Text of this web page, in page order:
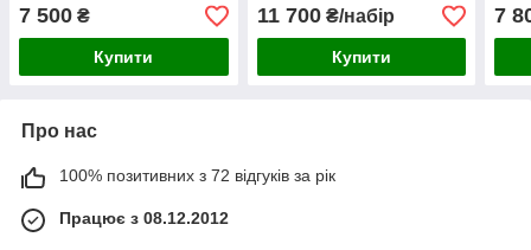
7 500 ₴
Купити
11 700₴/набір
Купити
7
Про нас
100% позитивних з 72 відгуків за рік
Працює з 08.12.2012